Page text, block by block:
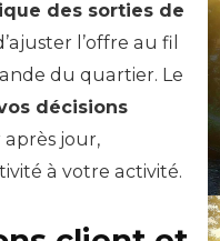
des sorties de
l’offre au fil
du quartier. Le
décisions
après jour,
à votre activité.